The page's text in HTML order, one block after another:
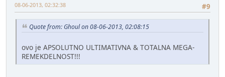
#9
08-06-2013, 02:32:38
Quote from: Ghoul on 08-06-2013, 02:08:15
ovo je APSOLUTNO ULTIMATIVNA & TOTALNA MEGA-
REMEKDELNOST!!!